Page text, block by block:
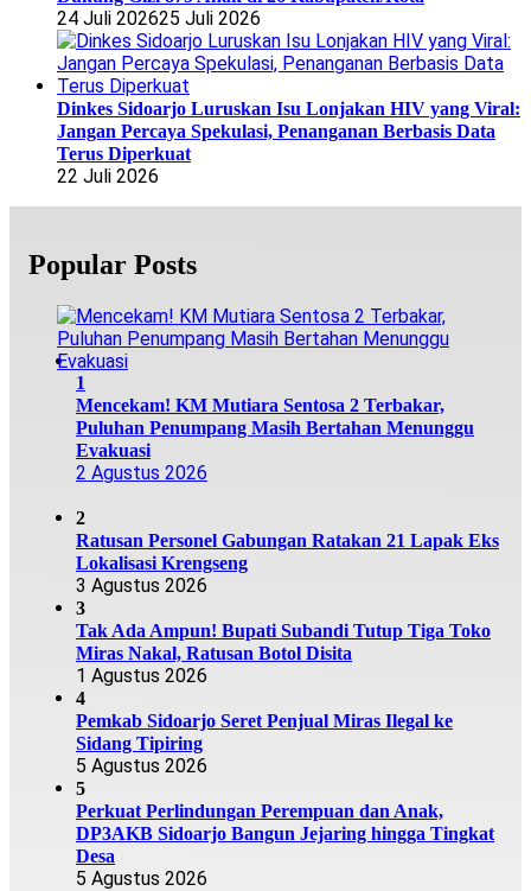
24 Juli 202625 Juli 2026
Dinkes Sidoarjo Luruskan Isu Lonjakan HIV yang Viral:
Jangan Percaya Spekulasi, Penanganan Berbasis Data
Terus Diperkuat
22 Juli 2026
Popular Posts
1
Mencekam! KM Mutiara Sentosa 2 Terbakar,
Puluhan Penumpang Masih Bertahan Menunggu
Evakuasi
2 Agustus 2026
2
Ratusan Personel Gabungan Ratakan 21 Lapak Eks
Lokalisasi Krengseng
3 Agustus 2026
3
Tak Ada Ampun! Bupati Subandi Tutup Tiga Toko
Miras Nakal, Ratusan Botol Disita
1 Agustus 2026
4
Pemkab Sidoarjo Seret Penjual Miras Ilegal ke
Sidang Tipiring
5 Agustus 2026
5
Perkuat Perlindungan Perempuan dan Anak,
DP3AKB Sidoarjo Bangun Jejaring hingga Tingkat
Desa
5 Agustus 2026